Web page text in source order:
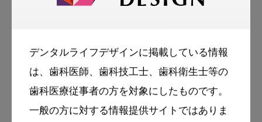
デンタルライフデザインに掲載している情報
は、歯科医師、歯科技工士、歯科衛生士等の
歯科医療従事者の方を対象にしたものです。
一般の方に対する情報提供サイトではありま